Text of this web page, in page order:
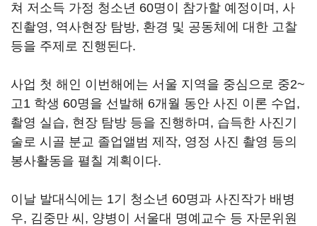
쳐 저소득 가정 청소년 60명이 참가할 예정이며, 사
진촬영, 역사현장 탐방, 환경 및 공동체에 대한 고찰
등을 주제로 진행된다.
사업 첫 해인 이번해에는 서울 지역을 중심으로 중2~
고1 학생 60명을 선발해 6개월 동안 사진 이론 수업,
촬영 실습, 현장 탐방 등을 진행하며, 습득한 사진기
술로 시골 분교 졸업앨범 제작, 영정 사진 촬영 등의
봉사활동을 펼칠 계획이다.
이날 발대식에는 1기 청소년 60명과 사진작가 배병
우, 김중만 씨, 양병이 서울대 명예교수 등 자문위원